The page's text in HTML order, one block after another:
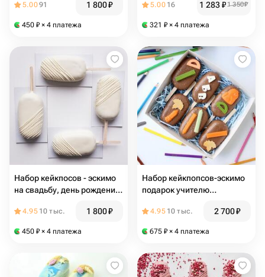
5.0091 1 800₽
450 ₽ × 4 платежа
5.00 16 1 283₽1 350₽
321 ₽ × 4 платежа
Набор кейкпосов - эскимо
на свадьбу, день рождения,
детям
4.95 10 тыс. 1 800₽
450 ₽ × 4 платежа
Набор кейкпопсов-эскимо
подарок учителю
ребёнку, сестре, брату,
преподавателю,
4.95 10 тыс. 2 700₽
675 ₽ × 4 платежа